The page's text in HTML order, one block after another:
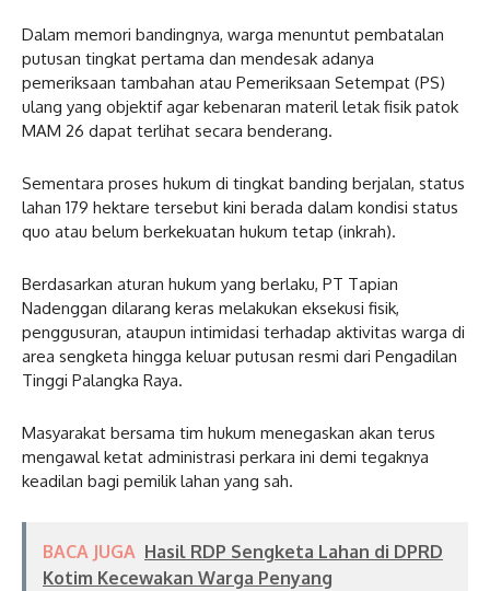
Dalam memori bandingnya, warga menuntut pembatalan
putusan tingkat pertama dan mendesak adanya
pemeriksaan tambahan atau Pemeriksaan Setempat (PS)
ulang yang objektif agar kebenaran materil letak fisik patok
MAM 26 dapat terlihat secara benderang.
Sementara proses hukum di tingkat banding berjalan, status
lahan 179 hektare tersebut kini berada dalam kondisi status
quo atau belum berkekuatan hukum tetap (inkrah).
Berdasarkan aturan hukum yang berlaku, PT Tapian
Nadenggan dilarang keras melakukan eksekusi fisik,
penggusuran, ataupun intimidasi terhadap aktivitas warga di
area sengketa hingga keluar putusan resmi dari Pengadilan
Tinggi Palangka Raya.
Masyarakat bersama tim hukum menegaskan akan terus
mengawal ketat administrasi perkara ini demi tegaknya
keadilan bagi pemilik lahan yang sah.
BACA JUGA Hasil RDP Sengketa Lahan di DPRD
Kotim Kecewakan Warga Penyang